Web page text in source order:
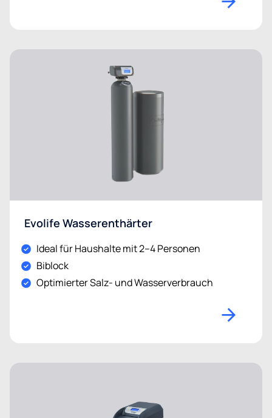
Evolife Wasserenthärter
Ideal für Haushalte mit 2–4 Personen
Biblock
Optimierter Salz- und Wasserverbrauch